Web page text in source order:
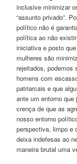
inclusive minimizar
“assunto privado”.
político não é
política ao não
iniciativa e posto
mulheres são
rejeitados, podemos
homens com
patriarcais e que
ante um entorno
crença de que as
nosso entorno
perspectiva, limpo e
deixa indefesas ao
maneira brutal uma